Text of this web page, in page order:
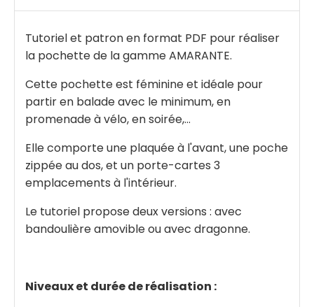
Tutoriel et patron en format PDF pour réaliser
la pochette de la gamme AMARANTE.
Cette pochette est féminine et idéale pour
partir en balade avec le minimum, en
promenade à vélo, en soirée,...
Elle comporte une plaquée à l'avant, une poche
zippée au dos, et un porte-cartes 3
emplacements à l'intérieur.
Le tutoriel propose deux versions : avec
bandoulière amovible ou avec dragonne.
Niveaux et durée de réalisation :